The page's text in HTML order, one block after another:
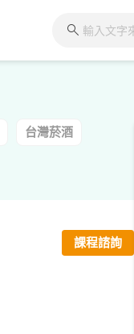
台灣菸酒
課程諮詢
search